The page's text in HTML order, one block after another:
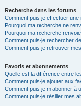
Recherche dans les forums
Comment puis-je effectuer
Pourquoi ma recherche ne
Pourquoi ma recherche
Comment puis-je rechercher
Comment puis-je retrouver
Favoris et abonnements
Quelle est la différence entre
Comment puis-je ajouter aux
Comment puis-je m’abonner à
Comment puis-je résilier mes